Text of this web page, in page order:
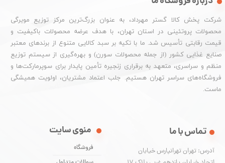
شرکت پخش کالا گستر مهرداد، به عنوان بزرگ‌ترین مرکز توزیع مویرگی
محصولات پروتئینی در استان تهران، با هدف عرضه محصولات باکیفیت و
قیمت رقابتی تأسیس شد. ما با تکیه بر سبد کالایی متنوع از برندهای معتبر
صنایع غذایی کشور (از جمله محصولات سورن) و بهره‌گیری از سیستم توزیع
منظم و سراسری، متعهد به برقراری زنجیره تأمین پایدار برای سوپرمارکت‌ها و
فروشگاه‌های سراسر تهران هستیم. جلب اعتماد مشتریان، اولویت همیشگی
ماست.
منوی سایت
فروشگاه
تماس با ما
آدرس: تهران تهرانپارس خیابان